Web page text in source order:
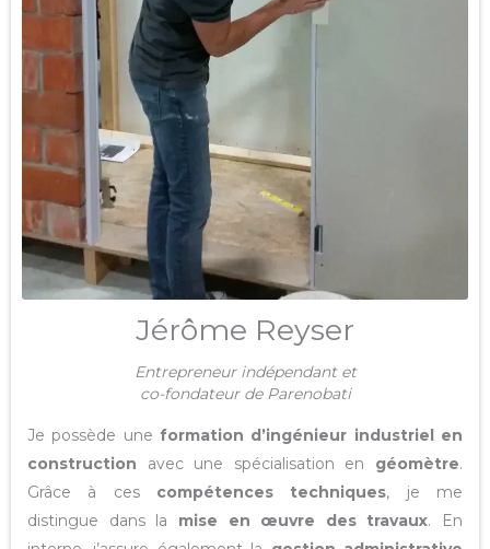
Jérôme Reyser
Entrepreneur indépendant et
co-fondateur de Parenobati
Je possède une formation d’ingénieur industriel en
construction avec une spécialisation en géomètre.
Grâce à ces compétences techniques, je me
distingue dans la mise en œuvre des travaux. En